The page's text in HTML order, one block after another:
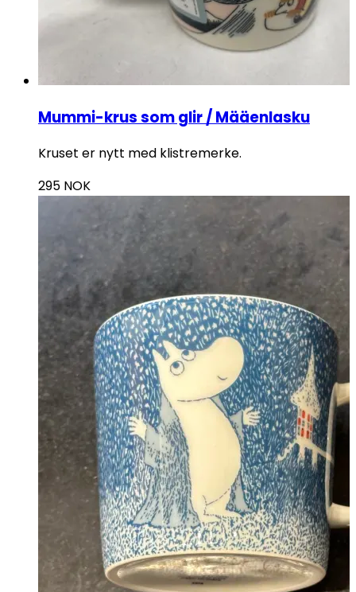
Mummi-krus som glir / Määenlasku
Kruset er nytt med klistremerke.
295 NOK